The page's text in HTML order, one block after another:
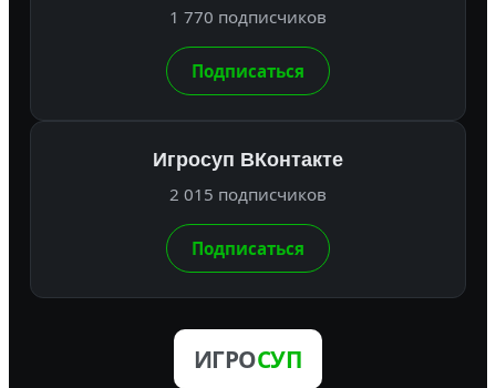
1 770 подписчиков
Подписаться
Игросуп ВКонтакте
2 015 подписчиков
Подписаться
ИГРОСУП